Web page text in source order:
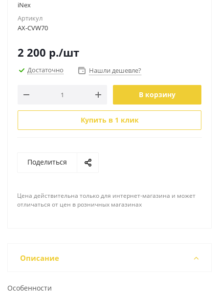
iNex
Артикул
AX-CVW70
2 200 р./шт
Достаточно Нашли дешевле?
В корзину
Купить в 1 клик
Поделиться
Цена действительна только для интернет-магазина и может
отличаться от цен в розничных магазинах
Описание
Особенности